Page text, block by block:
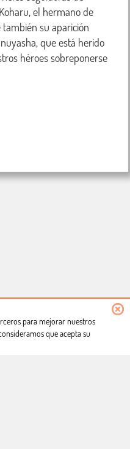
el hermano de
también su aparición
que está herido
héroes sobreponerse
para mejorar nuestros
que acepta su